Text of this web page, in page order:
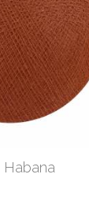
Habana